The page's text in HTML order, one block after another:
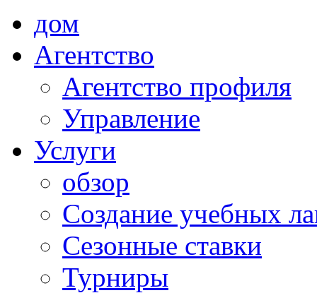
дом
Агентство
Агентство профиля
Управление
Услуги
обзор
Создание учебных
Сезонные ставки
Турниры